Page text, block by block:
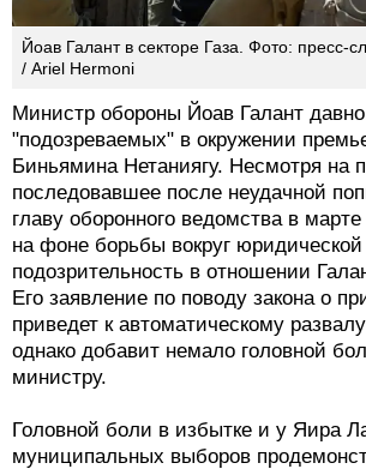
Йоав Галант в секторе Газа. Фото: пресс-
/ Ariel Hermoni
Министр обороны Йоав Галант
"подозреваемых" в окружении
Биньямина Нетаниягу. Несмотря на
последовавшее после неудачной
главу оборонного ведомства в
на фоне борьбы вокруг
подозрительность в отношении
Его заявление по поводу закона о
приведет к автоматическому
однако добавит немало головной
министру.
Головной боли в избытке и у Яира
муниципальных выборов